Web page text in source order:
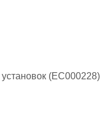
(EC000228)